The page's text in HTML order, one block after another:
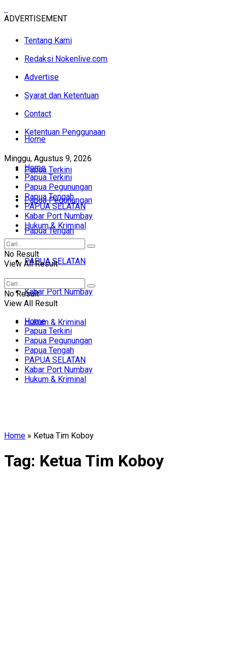
ADVERTISEMENT
Tentang Kami
Redaksi Nokenlive.com
Advertise
Syarat dan Ketentuan
Contact
Ketentuan Penggunaan
Minggu, Agustus 9, 2026
Home
Papua Terkini
Papua Pegunungan
Papua Tengah
PAPUA SELATAN
Kabar Port Numbay
Hukum & Kriminal
Home
Papua Terkini
Papua Pegunungan
Papua Tengah
PAPUA SELATAN
Kabar Port Numbay
Hukum & Kriminal
No Result
View All Result
No Result
View All Result
Home
Papua Terkini
Papua Pegunungan
Papua Tengah
PAPUA SELATAN
Kabar Port Numbay
Hukum & Kriminal
Home » Ketua Tim Koboy
Tag: Ketua Tim Koboy